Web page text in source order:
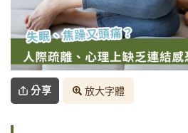
分享 放大字體